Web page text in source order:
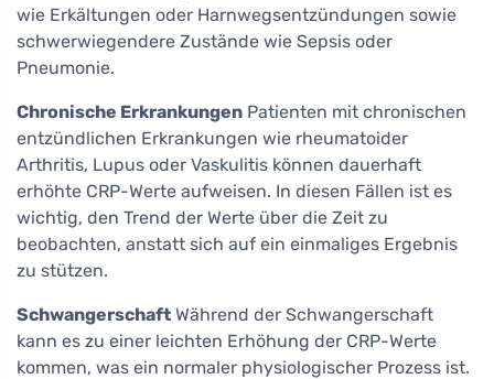
wie Erkältungen oder Harnwegsentzündungen sowie
schwerwiegendere Zustände wie Sepsis oder
Pneumonie.
Chronische Erkrankungen Patienten mit chronischen
entzündlichen Erkrankungen wie rheumatoider
Arthritis, Lupus oder Vaskulitis können dauerhaft
erhöhte CRP-Werte aufweisen. In diesen Fällen ist es
wichtig, den Trend der Werte über die Zeit zu
beobachten, anstatt sich auf ein einmaliges Ergebnis
zu stützen.
Schwangerschaft Während der Schwangerschaft
kann es zu einer leichten Erhöhung der CRP-Werte
kommen, was ein normaler physiologischer Prozess ist.